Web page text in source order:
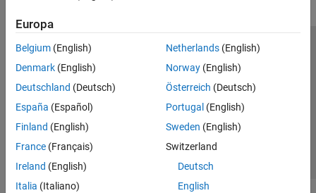
Europa
Belgium (English)
Denmark (English)
Deutschland (Deutsch)
España (Español)
Finland (English)
France (Français)
Ireland (English)
Italia (Italiano)
Netherlands(English)
Norway(English)
Österreich (Deutsch)
Portugal (English)
Sweden (English)
Switzerland
Deutsch
English
Trust Center
Datenschutz-Richtlinien
Datendiebstahl verhindern
Status von Anwendungen
© 1994-2026 The MathWorks, Inc.
Website auswählen
Deutschland